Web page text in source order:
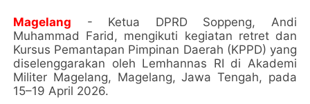
Magelang - Ketua DPRD Soppeng, Andi
Muhammad Farid, mengikuti kegiatan retret dan
Kursus Pemantapan Pimpinan Daerah (KPPD) yang
diselenggarakan oleh Lemhannas RI di Akademi
Militer Magelang, Magelang, Jawa Tengah, pada
15–19 April 2026.